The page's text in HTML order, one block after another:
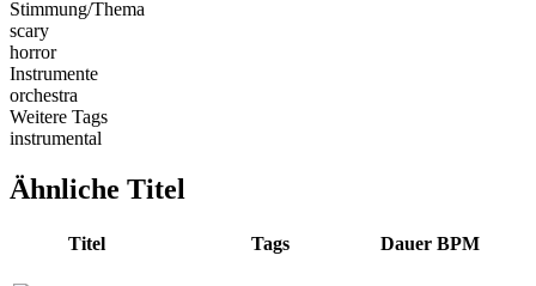
Stimmung/Thema
scary
horror
Instrumente
orchestra
Weitere Tags
instrumental
Ähnliche Titel
Titel Tags Dauer BPM